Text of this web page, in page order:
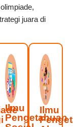
juara di
Ilmu
Pengetahuan
Ilmu